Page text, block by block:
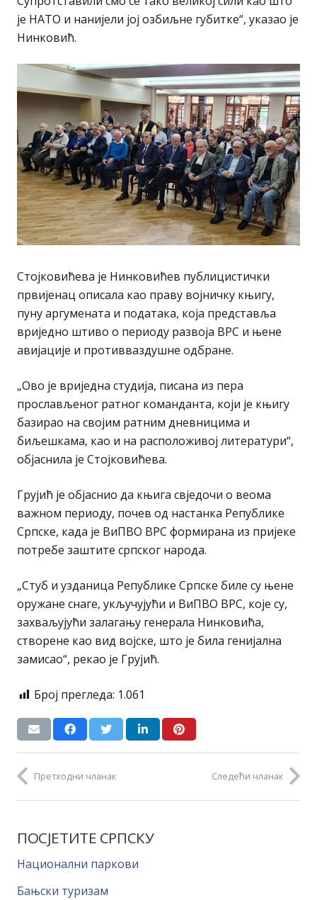
је НАТО и нанијели јој озбиљне губитке“, указао је
Нинковић.
Стојковићева је Нинковићев публицистички
првијенац описала као праву војничку књигу,
пуну аргумената и података, која представља
вриједно штиво о периоду развоја ВРС и њене
авијације и противваздушне одбране.
„Ово је вриједна студија, писана из пера
прослављеног ратног команданта, који је књигу
базирао на својим ратним дневницима и
биљешкама, као и на расположивој литератури“,
објаснила је Стојковићева.
Грујић је објаснио да књига свједочи о веома
важном периоду, почев од настанка Републике
Српске, када је ВиПВО ВРС формирана из пријеке
потребе заштите српског народа.
„Стуб и узданица Републике Српске биле су њене
оружане снаге, укључујући и ВиПВО ВРС, које су,
захваљујући залагању генерала Нинковића,
створене као вид војске, што је била генијална
замисао“, рекао је Грујић.
Број прегледа: 1.061
Претходни чланак Следећи чланак
ПОСЈЕТИТЕ СРПСКУ
Национални паркови
Бањски туризам